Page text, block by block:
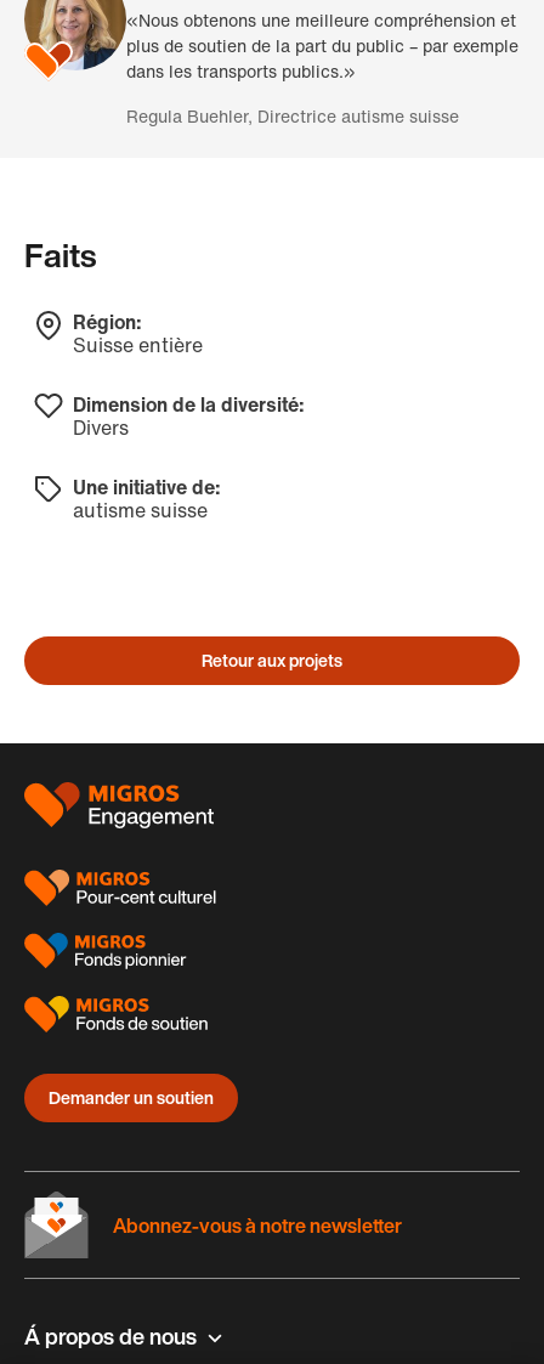
«Nous obtenons une meilleure compréhension et
plus de soutien de la part du public – par exemple
dans les transports publics.»
Regula Buehler, Directrice autisme suisse
Faits
Région:
Suisse entière
Dimension de la diversité:
Divers
Une initiative de:
autisme suisse
Retour aux projets
Pied
page
Demander un soutien
Á propos de nous
Abonnez-vous à notre newsletter